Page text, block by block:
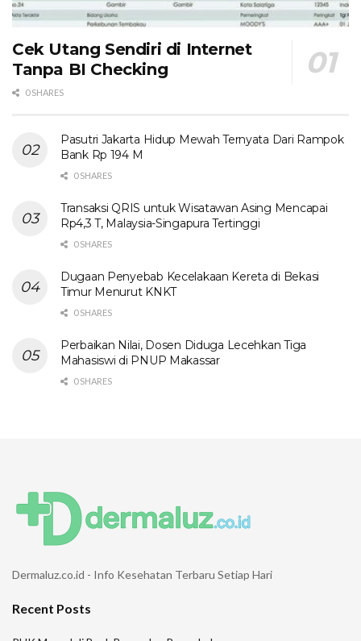
Cek Utang Sendiri di Internet
Tanpa BI Checking
0 SHARES
Pasutri Jakarta Hidup Mewah Ternyata Dari Rampok
Bank Rp 194 M
0 SHARES
Transaksi QRIS untuk Wisatawan Asing Mencapai
Rp4,3 T, Malaysia-Singapura Tertinggi
0 SHARES
Dugaan Penyebab Kecelakaan Kereta di Bekasi
Timur Menurut KNKT
0 SHARES
Perbaikan Nilai, Dosen Diduga Lecehkan Tiga
Mahasiswi di PNUP Makassar
0 SHARES
Dermaluz.co.id - Info Kesehatan Terbaru Setiap Hari
Recent Posts